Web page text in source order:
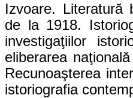
Izvoare. Literatură
de la 1918.
investigaţiilor
eliberarea
Recunoaşterea
istoriografia